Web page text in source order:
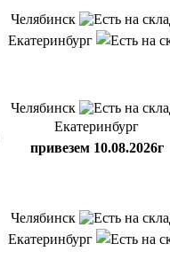
Челябинск
Екатеринбург
Челябинск
Екатеринбург
привезем 10.08.2026г
Челябинск
Екатеринбург